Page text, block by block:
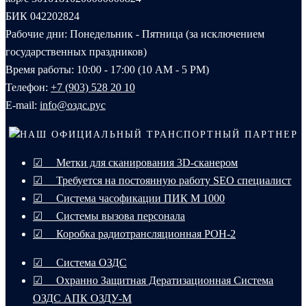
БИК 042202824
Рабочие дни: Понедельник - Пятница (за исключением
государственных праздников)
Время работы: 10:00 - 17:00 (10 AM - 5 PM)
Телефон: +7 (903) 528 20 10‬
E-mail: info@оздс.рус
НАШ ОФИЦИАЛЬНЫЙ ТРАНСПОРТНЫЙ ПАРТНЕР
☑ Метки для сканирования 3D-сканером
☑ Требуется на постоянную работу SEO специалист
☑ Система часофикации ПИК М 1000
☑ Системы вызова персонала
☑ Коробка радиотрансляционная РОН-2
☑ Система ОЗДС
☑ Охранно Защитная Дератизационная Система
ОЗДС АПК ОЗДУ-М